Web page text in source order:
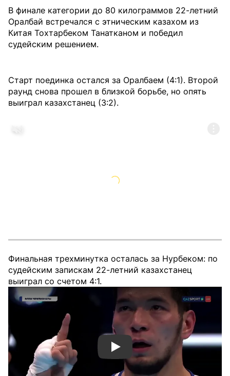
В финале категории до 80 килограммов 22-летний
Оралбай встречался с этническим казахом из
Китая Тохтарбеком Танатканом и победил
судейским решением.
Старт поединка остался за Оралбаем (4:1). Второй
раунд снова прошел в близкой борьбе, но опять
выиграл казахстанец (3:2).
Финальная трехминутка осталась за Нурбеком: по
судейским запискам 22-летний казахстанец
выиграл со счетом 4:1.
Смотреть видео YouTube